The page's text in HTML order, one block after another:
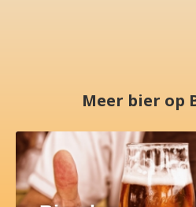
Meer bier op